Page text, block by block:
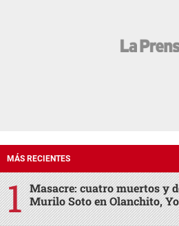
MÁS RECIENTES
Masacre: cuatro muertos y
Murilo Soto en Olanchito,